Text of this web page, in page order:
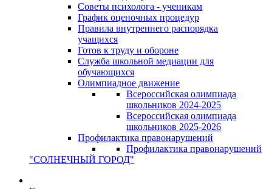
Советы психолога - ученикам
График оценочных процедур
Правила внутреннего распорядка
учащихся
Готов к труду и обороне
Служба школьной медиации для
обучающихся
Олимпиадное движение
Всероссийская олимпиада
школьников 2024-2025
Всероссийская олимпиада
школьников 2025-2026
Профилактика правонарушений
Профилактика правонарушений
"СОЛНЕЧНЫЙ ГОРОД"